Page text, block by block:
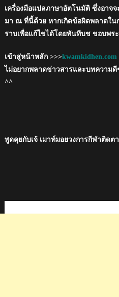
เครื่องมือแปลภาษาอัตโนมัติ ซึ่งอาจ
มา ณ ที่นี้ด้วย หากเกิดข้อผิดพลาดใ
ราบเพื่อแก้ไขได้โดยทันทีบช ขอบพร
เข้าสู่หน้าหลัก >>>kwamkidhen.com
ไม่อยากพลาดข่าวสารและบทความ
^^
พูดคุยกับเจ้ เมาท์มอยวงการกีฬาติดต